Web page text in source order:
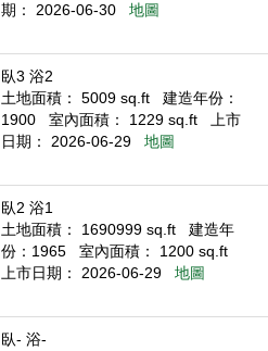
期： 2026-06-30
地圖
臥3 浴2
土地面積： 5009 sq.ft
建造年份：
1900
室內面積： 1229 sq.ft
上市
日期： 2026-06-29
地圖
臥2 浴1
土地面積： 1690999 sq.ft
建造年
份：1965
室內面積： 1200 sq.ft
上市日期： 2026-06-29
地圖
臥- 浴-